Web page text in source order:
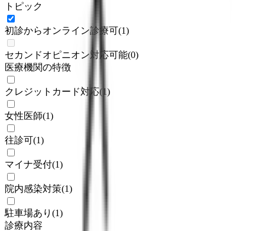
トピック
初診からオンライン診療可(1)
セカンドオピニオン対応可能(0)
医療機関の特徴
クレジットカード対応(1)
女性医師(1)
往診可(1)
マイナ受付(1)
院内感染対策(1)
駐車場あり (1)
診療内容